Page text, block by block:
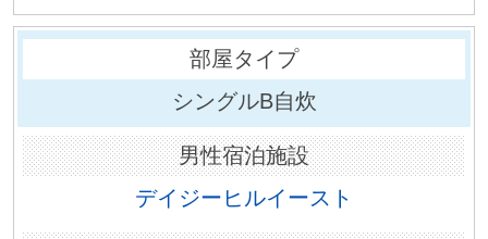
シングルB自炊
デイジーヒルイースト